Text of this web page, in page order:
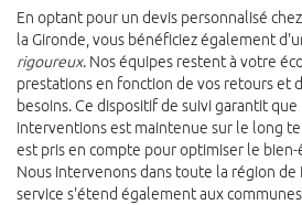
En optant pour un devis personnalisé
la Gironde, vous bénéficiez également
rigoureux. Nos équipes restent à votre
prestations en fonction de vos retours et
besoins. Ce dispositif de suivi garantit
interventions est maintenue sur le long
est pris en compte pour optimiser le
Nous intervenons dans toute la région de
service s'étend également aux